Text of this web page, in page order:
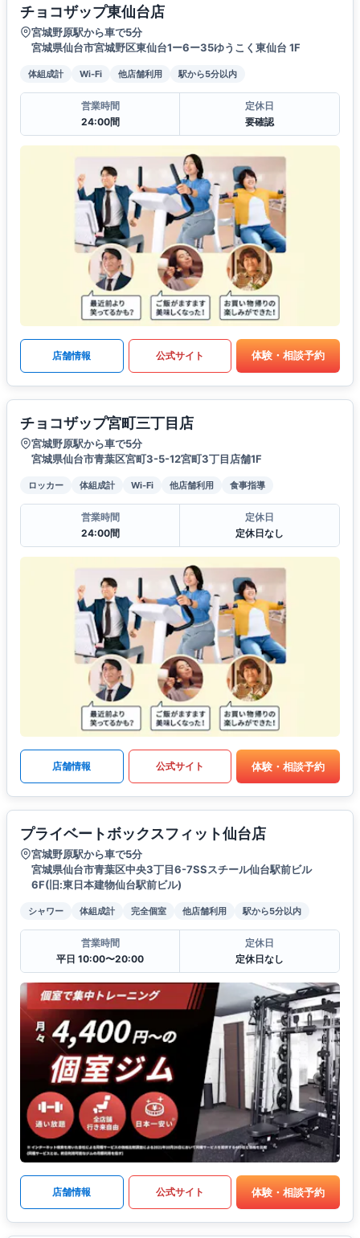
チョコザップ東仙台店
宮城野原駅から車で5分
宮城県仙台市宮城野区東仙台1ー6ー35ゆうこく東仙台 1F
体組成計 Wi-Fi 他店舗利用 駅から5分以内
営業時間
24:00間
定休日
要確認
店舗情報 公式サイト 体験・相談予約
チョコザップ宮町三丁目店
宮城野原駅から車で5分
宮城県仙台市青葉区宮町3-5-12宮町3丁目店舗1F
ロッカー 体組成計 Wi-Fi 他店舗利用 食事指導
営業時間
24:00間
定休日
定休日なし
店舗情報 公式サイト 体験・相談予約
プライベートボックスフィット仙台店
宮城野原駅から車で5分
宮城県仙台市青葉区中央3丁目6-7SSスチール仙台駅前ビル
6F(旧:東日本建物仙台駅前ビル)
シャワー 体組成計 完全個室 他店舗利用 駅から5分以内
営業時間
平日 10:00〜20:00
定休日
定休日なし
店舗情報 公式サイト 体験・相談予約